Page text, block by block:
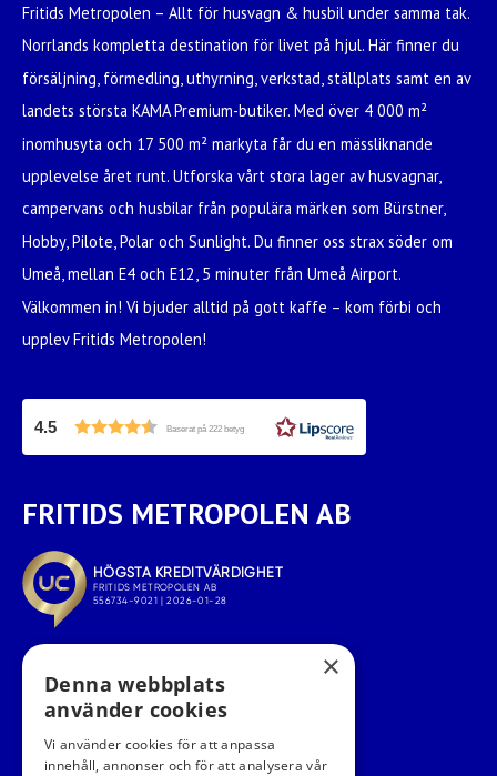
Fritids Metropolen – Allt för husvagn & husbil under samma tak.
Norrlands kompletta destination för livet på hjul. Här finner du
försäljning, förmedling, uthyrning, verkstad, ställplats samt en av
landets största KAMA Premium-butiker. Med över 4 000 m²
inomhusyta och 17 500 m² markyta får du en mässliknande
upplevelse året runt. Utforska vårt stora lager av husvagnar,
campervans och husbilar från populära märken som Bürstner,
Hobby, Pilote, Polar och Sunlight. Du finner oss strax söder om
Umeå, mellan E4 och E12, 5 minuter från Umeå Airport.
Välkommen in! Vi bjuder alltid på gott kaffe – kom förbi och
upplev Fritids Metropolen!
4.5 Baserat på 222 betyg
FRITIDS METROPOLEN AB
×
Denna webbplats
använder cookies
Vi använder cookies för att anpassa
innehåll, annonser och för att analysera vår